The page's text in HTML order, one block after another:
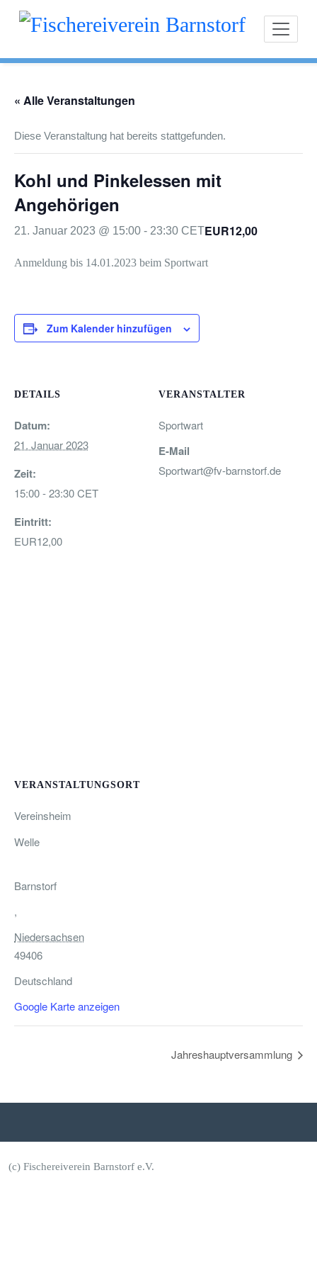
Zum
Fischereiverein
« Alle Veranstaltungen
Diese Veranstaltung hat bereits stattgefunden.
Kohl und Pinkelessen mit
Angehörigen
21. Januar 2023 @ 15:00 - 23:30 CETEUR12,00
Anmeldung bis 14.01.2023 beim Sportwart
Zum Kalender hinzufügen
DETAILS
Datum:
21. Januar 2023
Zeit:
15:00 - 23:30CET
Eintritt:
EUR12,00
VERANSTALTER
Sportwart
E-Mail
Sportwart@fv-barnstorf.de
VERANSTALTUNGSORT
Vereinsheim
Welle
Barnstorf
,
Niedersachsen
49406
Deutschland
Google Karte anzeigen
Jahreshauptversammlung
(c) Fischereiverein Barnstorf e.V.